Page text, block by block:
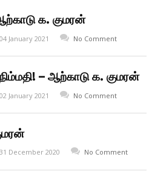
க. குமரன்
04 January 2021 No Comment
– ஆற்காடு க. குமரன்
02 January 2021 No Comment
31 December 2020 No Comment